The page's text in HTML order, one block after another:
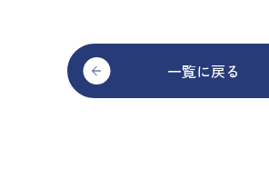
一覧に戻る